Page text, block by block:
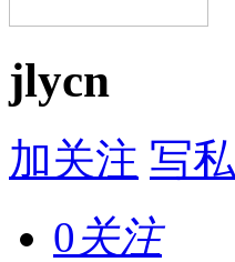
jlycn
加关注 写
0关注